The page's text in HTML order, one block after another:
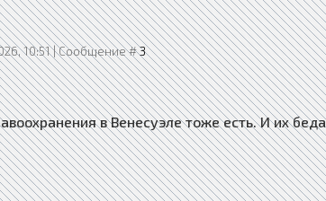
10:51 | Сообщение #3
в Венесуэле тоже есть. И их